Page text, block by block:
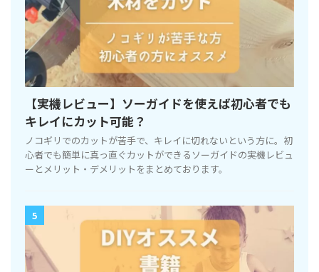
【実機レビュー】ソーガイドを使えば初心者でも
キレイにカット可能？
ノコギリでのカットが苦手で、キレイに切れないという方に。初
心者でも簡単に真っ直ぐカットができるソーガイドの実機レビュ
ーとメリット・デメリットをまとめております。
5